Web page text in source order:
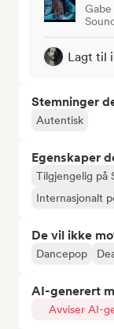
Gabe
Lagt til
Stemninger
Autentisk
Egenskaper
Tilgjengelig på
Internasjonalt
De vil ikke
Dancepop
AI-generert
Avviser AI-